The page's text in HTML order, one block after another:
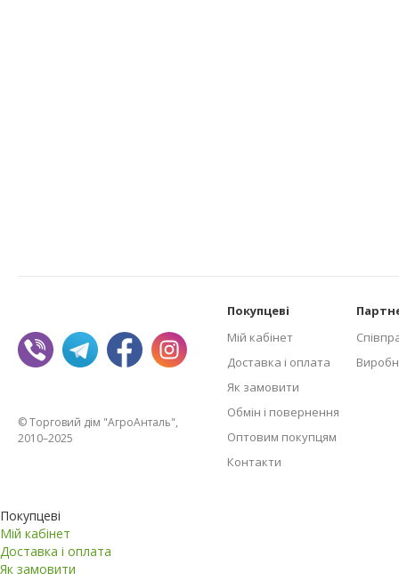
© Торговий дім "АгроАнталь",
2010–2025
Покупцеві
Мій кабінет
Доставка і оплата
Як замовити
Обмін і повернення
Оптовим покупцям
Контакти
Покупцеві
Мій кабінет
Доставка і оплата
Як замовити